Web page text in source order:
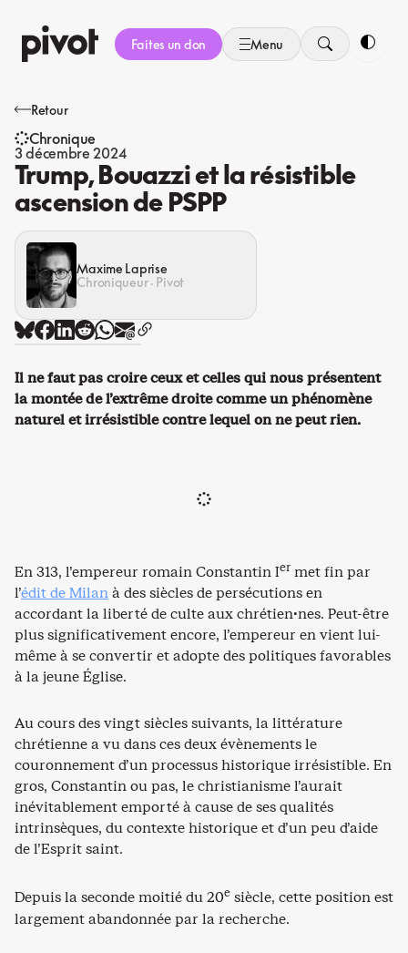
au
contenu
Faites un don Menu
Retour
Chronique
3 décembre 2024
Trump, Bouazzi et la résistible
ascension de PSPP
Maxime Laprise
Chroniqueur · Pivot
Il ne faut pas croire ceux et celles qui nous présentent
la montée de l’extrême droite comme un phénomène
naturel et irrésistible contre lequel on ne peut rien.
En 313, l’empereur romain Constantin Ier met fin par
l’édit de Milanà des siècles de persécutions en
accordant la liberté de culte aux chrétien·nes. Peut-être
plus significativement encore, l’empereur en vient lui-
même à se convertir et adopte des politiques favorables
à la jeune Église.
Au cours des vingt siècles suivants, la littérature
chrétienne a vu dans ces deux évènements le
couronnement d’un processus historique irrésistible. En
gros, Constantin ou pas, le christianisme l’aurait
inévitablement emporté à cause de ses qualités
intrinsèques, du contexte historique et d’un peu d’aide
de l’Esprit saint.
Depuis la seconde moitié du 20e siècle, cette position est
largement abandonnée par la recherche.